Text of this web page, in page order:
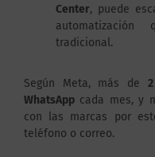
Center, puede
tradicional.
Según Meta, más de
WhatsApp cada mes, y
con las marcas por
teléfono o correo.